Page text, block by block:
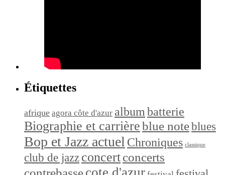
Étiquettes
afrique agora côte d'azur album batterie
Biographie et carrièreblue noteblues
Bop et Jazz actuel Chroniques classique
club de jazz concertconcerts